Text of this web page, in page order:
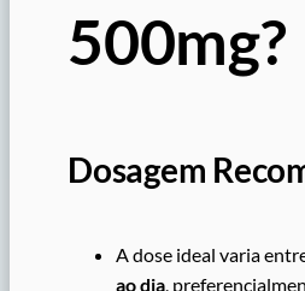
500mg?
Dosagem
A dose ideal varia
ao dia ,